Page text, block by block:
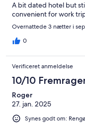
A bit dated hotel but
convenient for work
Overnattede 3 nætter i
0
Verificeret anmeldelse
10/10
Roger
27. jan. 2025
Synes godt om: